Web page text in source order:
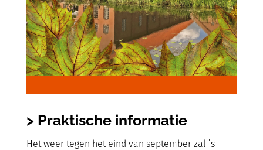
> Praktische informatie
Het weer tegen het eind van september zal ’s